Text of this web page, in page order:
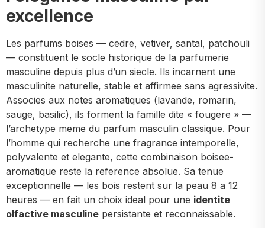
excellence
Les parfums boises — cedre, vetiver, santal, patchouli
— constituent le socle historique de la parfumerie
masculine depuis plus d’un siecle. Ils incarnent une
masculinite naturelle, stable et affirmee sans agressivite.
Associes aux notes aromatiques (lavande, romarin,
sauge, basilic), ils forment la famille dite « fougere » —
l’archetype meme du parfum masculin classique. Pour
l’homme qui recherche une fragrance intemporelle,
polyvalente et elegante, cette combinaison boisee-
aromatique reste la reference absolue. Sa tenue
exceptionnelle — les bois restent sur la peau 8 a 12
heures — en fait un choix ideal pour une identite
olfactive masculine persistante et reconnaissable.